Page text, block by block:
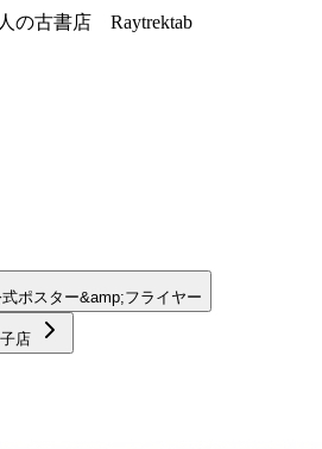
の古書店 Raytrektab
公式ポスター&amp;フライヤー
子店